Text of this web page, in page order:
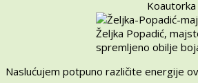
Željka Popadić,
spremljeno obilje
Naslućujem potpuno različite energije